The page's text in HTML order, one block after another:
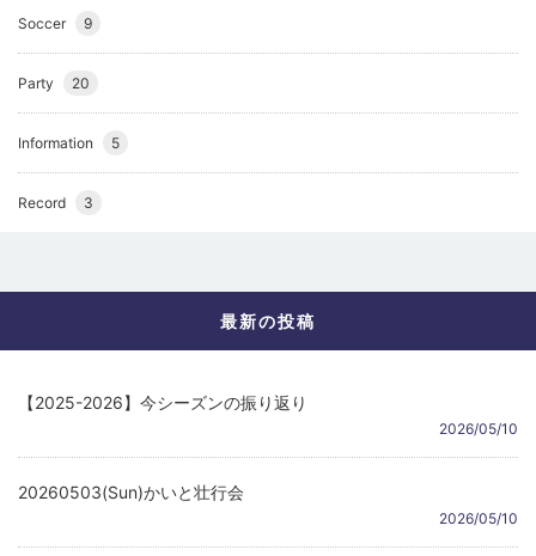
Soccer 9
Party 20
Information 5
Record 3
最新の投稿
【2025-2026】今シーズンの振り返り
2026/05/10
20260503(Sun)かいと壮行会
2026/05/10